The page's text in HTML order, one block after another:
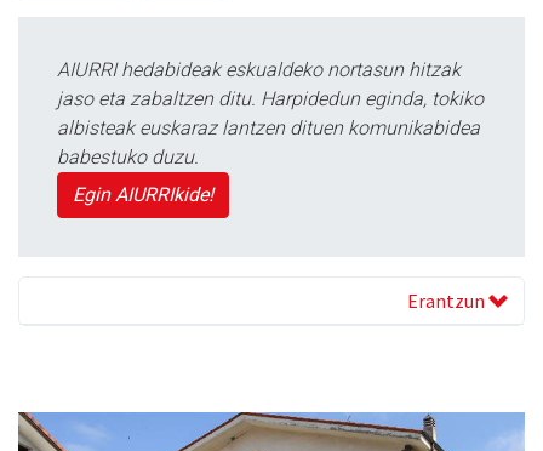
AIURRI hedabideak eskualdeko nortasun hitzak
jaso eta zabaltzen ditu. Harpidedun eginda, tokiko
albisteak euskaraz lantzen dituen komunikabidea
babestuko duzu.
Egin AIURRIkide!
Erantzun